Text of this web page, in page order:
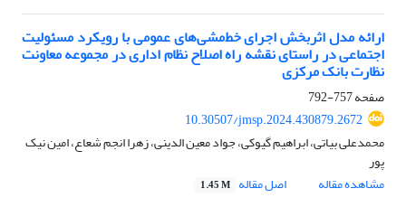
ارائه مدل اثربخش اجرای خط‌مشی‌های عمومی با رویکرد مسئولیت
اجتماعی در راستای نقشه راه اصلاح نظام اداری در مجموعه معاونت
نظارت بانک مرکزی
صفحه757-792
10.30507/jmsp.2024.430879.2672
محمدعلی بیاتی، ابراهیم گیوکی، جواد معین الدینی، زهرا انجم شعاع، امین نیک
پور
مشاهده مقاله
اصل مقاله 1.45 M